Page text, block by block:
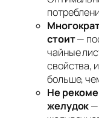
стоит—
чайные
свойства,
больше,
Не
желудок—